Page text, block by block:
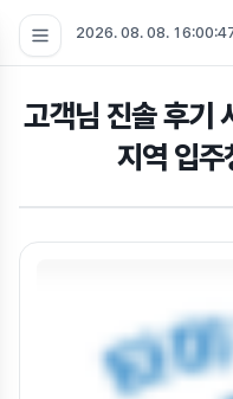
2026. 08. 08.
고객님 진솔 후
지역 입주